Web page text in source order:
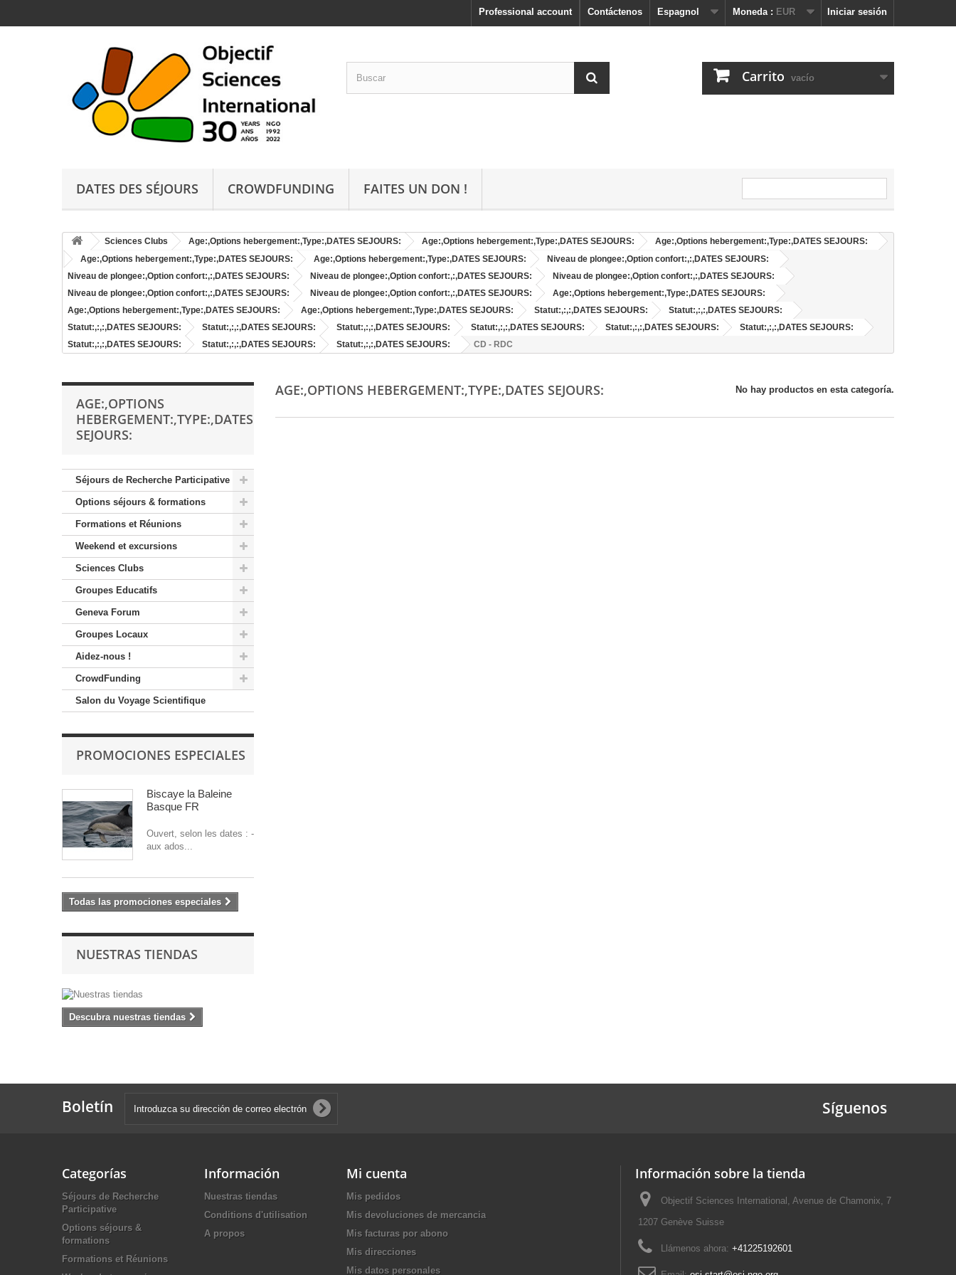
Iniciar sesión
Moneda : EUR
Espagnol
Contáctenos
Professional account
Carrito vacío
DATES DES SÉJOURS CROWDFUNDING FAITES UN DON !
Sciences Clubs Age:,Options hebergement:,Type:,DATES SEJOURS: Age:,Options hebergement:,Type:,DATES SEJOURS:
Age:,Options hebergement:,Type:,DATES SEJOURS:
Age:,Options hebergement:,Type:,DATES SEJOURS:
Age:,Options hebergement:,Type:,DATES SEJOURS:
Niveau de plongee:,Option confort:,:,DATES SEJOURS:
Niveau de plongee:,Option confort:,:,DATES SEJOURS:
Niveau de plongee:,Option confort:,:,DATES SEJOURS:
Niveau de plongee:,Option confort:,:,DATES SEJOURS:
Niveau de plongee:,Option confort:,:,DATES SEJOURS:
Niveau de plongee:,Option confort:,:,DATES SEJOURS:
Age:,Options hebergement:,Type:,DATES SEJOURS:
Age:,Options hebergement:,Type:,DATES SEJOURS:
Age:,Options hebergement:,Type:,DATES SEJOURS: Statut:,:,:,DATES SEJOURS:
Statut:,:,:,DATES SEJOURS:
Statut:,:,:,DATES SEJOURS:
Statut:,:,:,DATES SEJOURS: Statut:,:,:,DATES SEJOURS: Statut:,:,:,DATES SEJOURS: Statut:,:,:,DATES SEJOURS:
Statut:,:,:,DATES SEJOURS:
Statut:,:,:,DATES SEJOURS:
Statut:,:,:,DATES SEJOURS: Statut:,:,:,DATES SEJOURS: CD - RDC
AGE:,OPTIONS
HEBERGEMENT:,TYPE:,DATES
SEJOURS:
Séjours de Recherche Participative
Options séjours & formations
Formations et Réunions
Weekend et excursions
Sciences Clubs
Groupes Educatifs
Geneva Forum
Groupes Locaux
Aidez-nous !
CrowdFunding
Salon du Voyage Scientifique
PROMOCIONES ESPECIALES
Biscaye la Baleine
Basque FR
Ouvert, selon les dates : -
aux ados...
Todas las promociones especiales
NUESTRAS TIENDAS
Descubra nuestras tiendas
AGE:,OPTIONS HEBERGEMENT:,TYPE:,DATES SEJOURS: No hay productos en esta categoría.
Boletín Síguenos
Categorías
Séjours de Recherche
Participative
Options séjours &
formations
Formations et Réunions
Información
Nuestras tiendas
Conditions d'utilisation
A propos
Mi cuenta
Mis pedidos
Mis devoluciones de mercancia
Mis facturas por abono
Mis direcciones
Mis datos personales
Información sobre la tienda
Objectif Sciences International, Avenue de Chamonix, 7
1207 Genève Suisse
Llámenos ahora: +41225192601